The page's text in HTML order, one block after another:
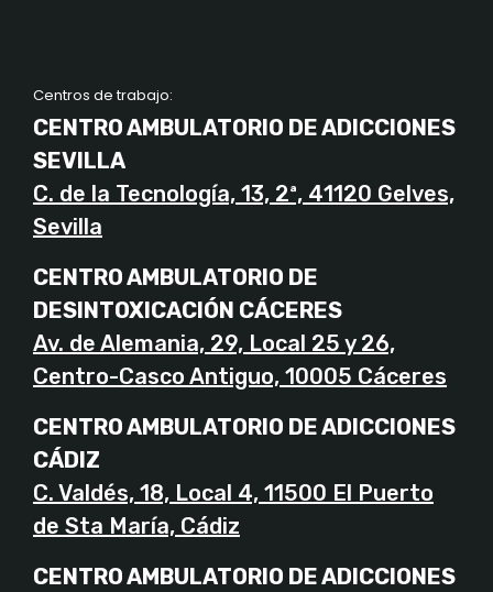
Centros de trabajo:
CENTRO AMBULATORIO DE ADICCIONES
SEVILLA
C. de la Tecnología, 13, 2ª, 41120 Gelves,
Sevilla
CENTRO AMBULATORIO DE
DESINTOXICACIÓN CÁCERES
Av. de Alemania, 29, Local 25 y 26,
Centro-Casco Antiguo, 10005 Cáceres
CENTRO AMBULATORIO DE ADICCIONES
CÁDIZ
C. Valdés, 18, Local 4, 11500 El Puerto
de Sta María, Cádiz
CENTRO AMBULATORIO DE ADICCIONES